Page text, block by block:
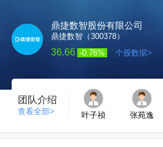
鼎捷数智股份有限公司
鼎捷数智（300378）
36.66 -0.76% 个股数据>
团队介绍
查看全部> 叶子祯 张苑逸